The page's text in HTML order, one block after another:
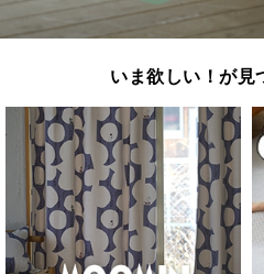
いま欲しい！が見